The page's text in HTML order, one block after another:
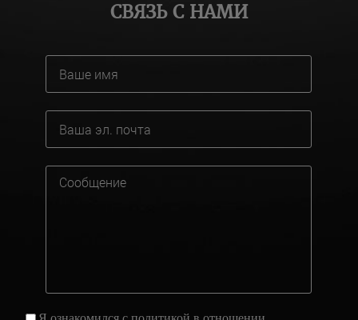
СВЯЗЬ С НАМИ